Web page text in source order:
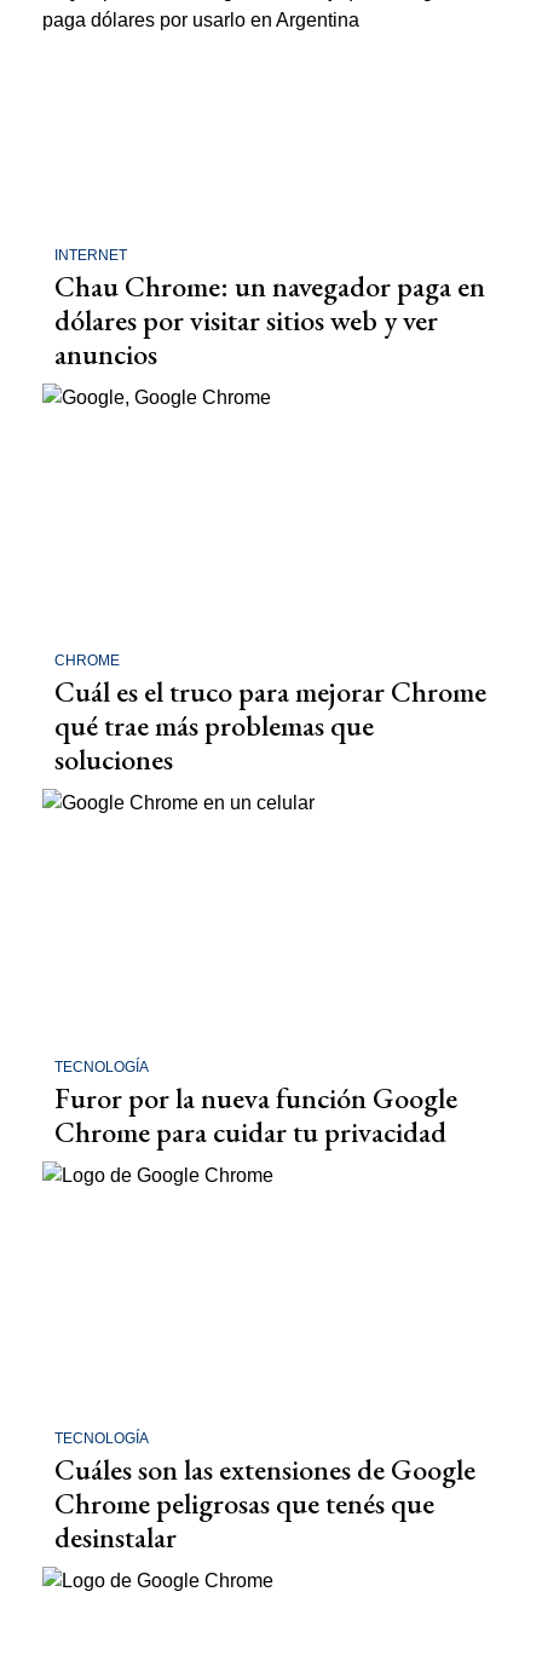
INTERNET
Chau Chrome: un navegador paga en
dólares por visitar sitios web y ver
anuncios
CHROME
Cuál es el truco para mejorar Chrome
qué trae más problemas que
soluciones
TECNOLOGÍA
Furor por la nueva función Google
Chrome para cuidar tu privacidad
TECNOLOGÍA
Cuáles son las extensiones de Google
Chrome peligrosas que tenés que
desinstalar